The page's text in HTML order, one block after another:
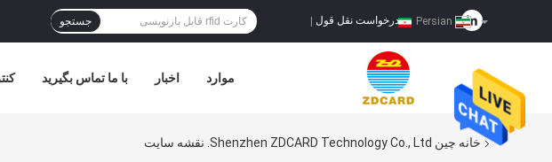
درخواست نقل قول جستجو
با ما تماس بگیرید اخبار موارد
خانه چین Shenzhen ZDCARD Technology Co., Ltd. نقشه سایت